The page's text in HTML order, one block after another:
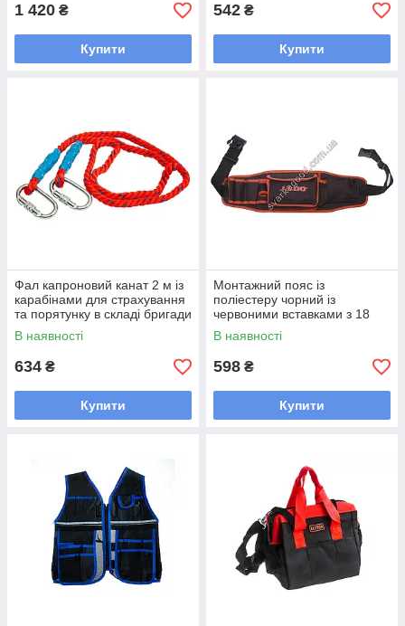
1 420 ₴
Купити
542 ₴
Купити
Фал капроновий канат 2 м із
карабінами для страхування
та порятунку в складі бригади
ПП2 статичне зусилля 7000 Н
В наявності
634 ₴
Купити
Монтажний пояс із
поліестеру чорний із
червоними вставками з 18
кишенями для інструменту
В наявності
598 ₴
Купити